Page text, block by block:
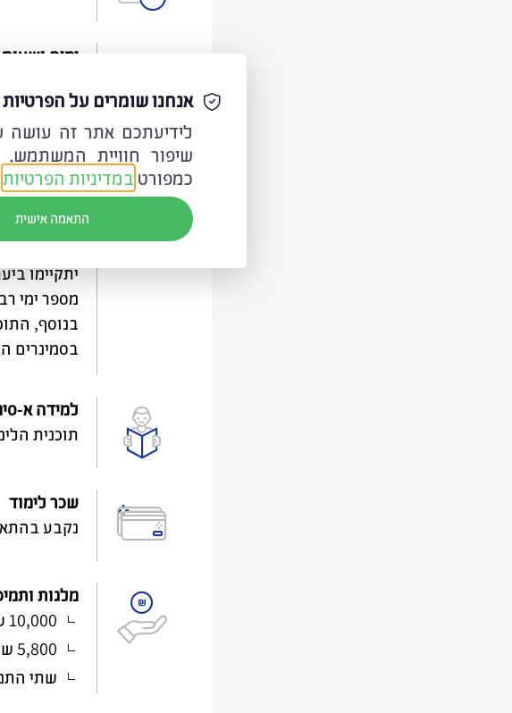
ימים
ימי ו' 08:30–14:00 לימודים בזום או במתכונת פרונטלית בסמינר הקיבוצים (או שלישי 16:00–21:00)
בימי ד'
יער קבועים.
בשעות
יתקיימו
מספר ימי
בנוסף,
בסמינרים
למידה א-
תוכנית
שכר לימוד
נקבע
מלגות
10,000 ש״ח מלגה מטעם מפעל הפיס
5,800 ש״ח הלוואה מותנית מטעם משרה״ח.
שתי
אנחנו שומרים על
שיפור חוויית המשתמש,
כמפורט במדיניות הפרטיות
התאמה אישית